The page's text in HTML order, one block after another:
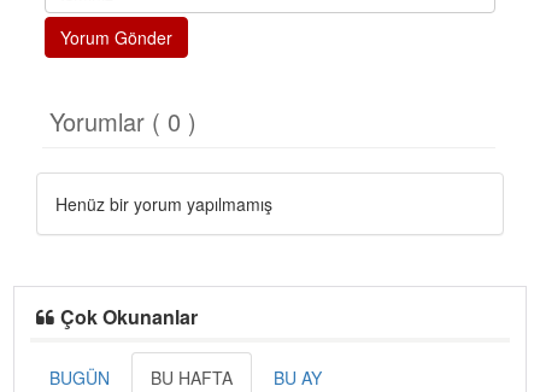
Yorum Gönder
Yorumlar ( 0 )
Henüz bir yorum yapılmamış
Çok Okunanlar
BUGÜN BU HAFTA BU AY